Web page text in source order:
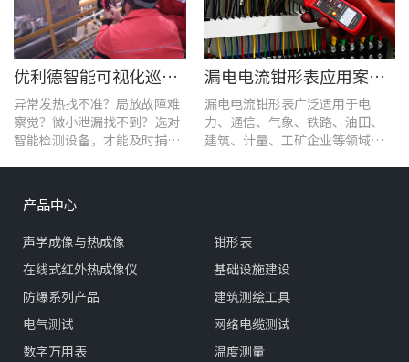
优利德智能可视化巡检方案，护航油气行业高效运维
异常发热找不准？局放故障难
察觉？微小泄漏找不到？选对
智能检测设备，才能及时捕捉
漏电电流钳形表应用案例：电气设备检测
漏电电流钳形表广泛适用于电
力、通信、气象、铁路、油田、
建筑、计量、工矿企业等领域的
产品中心
声学成像与热成像
在线式红外热成像仪
防爆系列产品
电气测试
数字万用表
钳形表
基础设施建设
建筑测绘工具
网络电缆测试
温度测量